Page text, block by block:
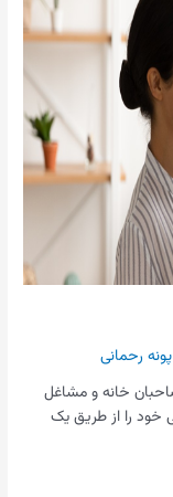
پونه رحمانی
خانه و مشاغل
خود را از طریق یک